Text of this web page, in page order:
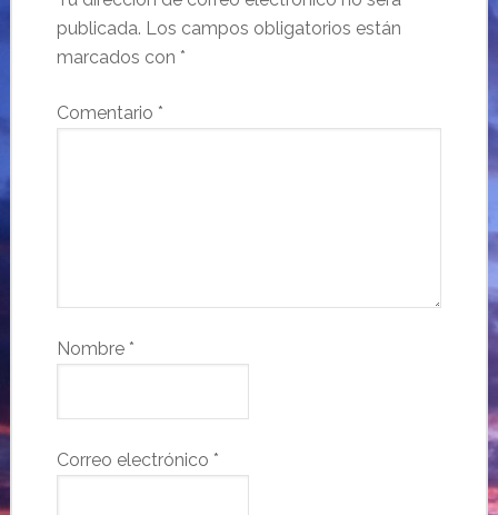
publicada. Los campos obligatorios están
marcados con *
Comentario *
Nombre *
Correo electrónico *